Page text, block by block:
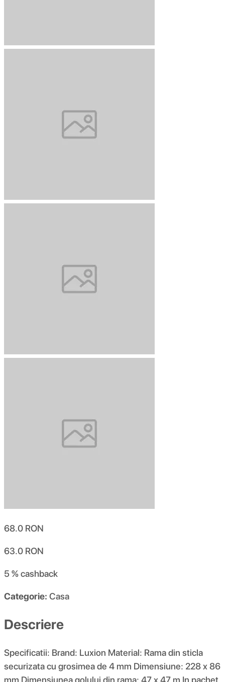
68.0 RON
63.0 RON
5 %cashback
Categorie: Casa
Descriere
Specificatii: Brand: Luxion Material: Rama din sticla
securizata cu grosimea de 4 mm Dimensiune: 228 x 86
mm Dimensiunea golului din rama: 47 x 47 m In pachet